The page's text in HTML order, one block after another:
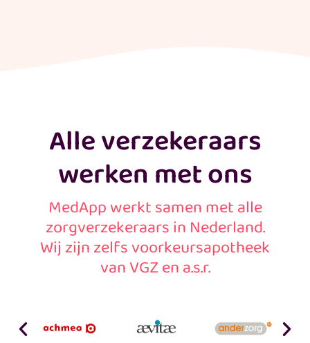
Alle verzekeraars
werken met ons
MedApp werkt samen met alle
zorgverzekeraars in Nederland.
Wij zijn zelfs voorkeursapotheek
van VGZ en a.s.r.